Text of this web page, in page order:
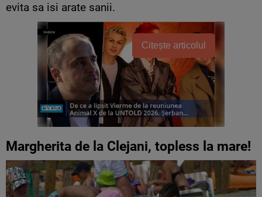
evita sa isi arate sanii.
Citește articolul
Margherita de la Clejani, topless la mare!